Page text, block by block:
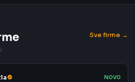
Sve firme →
NOVO